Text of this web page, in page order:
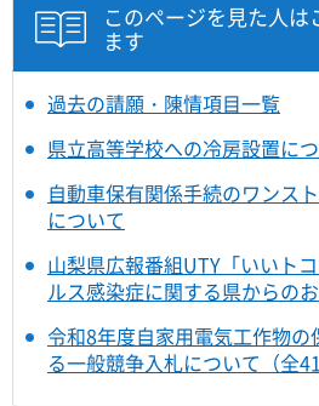
このページを見た人
ます
過去の請願・陳情項目一覧
県立高等学校への冷房設置に
自動車保有関係手続のワンス
について
山梨県広報番組UTY「いいト
ルス感染症に関する県からの
令和8年度自家用電気工作物
る一般競争入札について（全41